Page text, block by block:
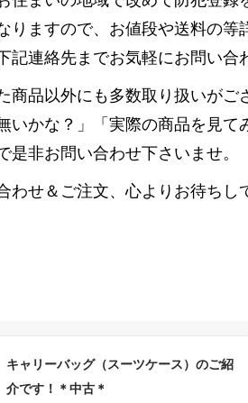
りますので、お値段や送料の等
記連絡先までお気軽にお問い合
商品以外にも多数取り扱いがご
いかな？」「実際の商品を見
是非お問い合わせ下さいませ。
わせ＆ご注文、心よりお待ちし
キャリーバッグ（スーツケース）のご紹
介です！＊中古＊